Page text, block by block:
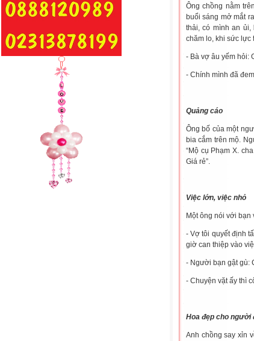
Ông chồng nằm
buổi sáng mở mắt
thải, có mình an
chăm lo, khi sức lực
- Bà vợ âu yếm hỏi:
- Chính mình đã
Quảng cáo
Ông bố của một
bia cắm trên mộ.
“Mộ cụ Phạm X.
Giá rẻ”.
Việc lớn, việc nhỏ
Một ông nói với
- Vợ tôi quyết định
giờ can thiệp vào
- Người bạn gật gù:
- Chuyện vặt ấy thì
Hoa đẹp cho người
Anh chồng say xỉn